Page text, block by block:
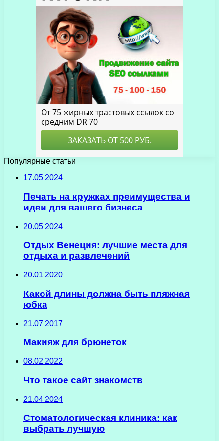
Популярные статьи
17.05.2024
Печать на кружках преимущества и
идеи для вашего бизнеса
20.05.2024
Отдых Венеция: лучшие места для
отдыха и развлечений
20.01.2020
Какой длины должна быть пляжная
юбка
21.07.2017
Макияж для брюнеток
08.02.2022
Что такое сайт знакомств
21.04.2024
Стоматологическая клиника: как
выбрать лучшую